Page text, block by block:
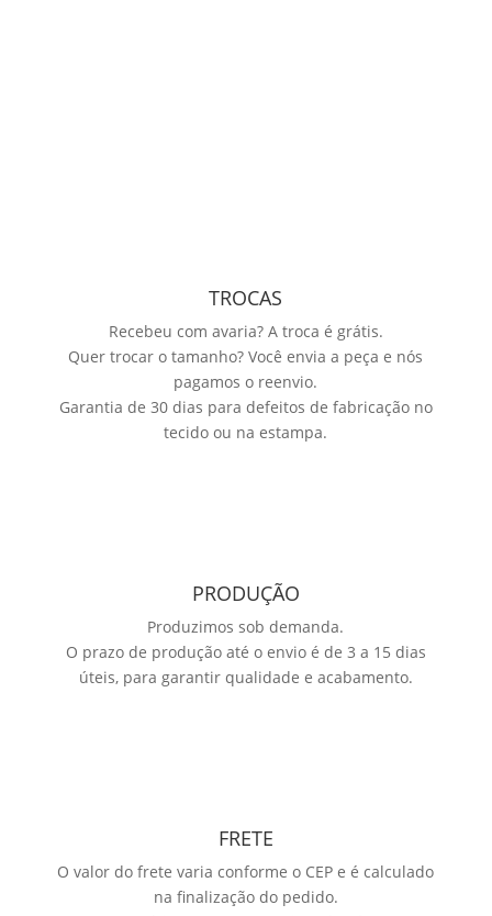
TROCAS
Recebeu com avaria? A troca é grátis.
Quer trocar o tamanho? Você envia a peça e nós
pagamos o reenvio.
Garantia de 30 dias para defeitos de fabricação no
tecido ou na estampa.
PRODUÇÃO
Produzimos sob demanda.
O prazo de produção até o envio é de 3 a 15 dias
úteis, para garantir qualidade e acabamento.
FRETE
O valor do frete varia conforme o CEP e é calculado
na finalização do pedido.